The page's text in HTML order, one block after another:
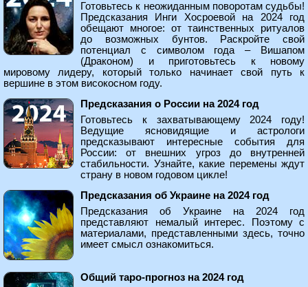
Готовьтесь к неожиданным поворотам судьбы!
Предсказания Инги Хосроевой на 2024 год
обещают многое: от таинственных ритуалов
до возможных бунтов. Раскройте свой
потенциал с символом года – Вишапом
(Драконом) и приготовьтесь к новому
мировому лидеру, который только начинает свой путь к
вершине в этом високосном году.
Предсказания о России на 2024 год
Готовьтесь к захватывающему 2024 году!
Ведущие ясновидящие и астрологи
предсказывают интересные события для
России: от внешних угроз до внутренней
стабильности. Узнайте, какие перемены ждут
страну в новом годовом цикле!
Предсказания об Украине на 2024 год
Предсказания об Украине на 2024 год
представляют немалый интерес. Поэтому с
материалами, представленными здесь, точно
имеет смысл ознакомиться.
Общий таро-прогноз на 2024 год